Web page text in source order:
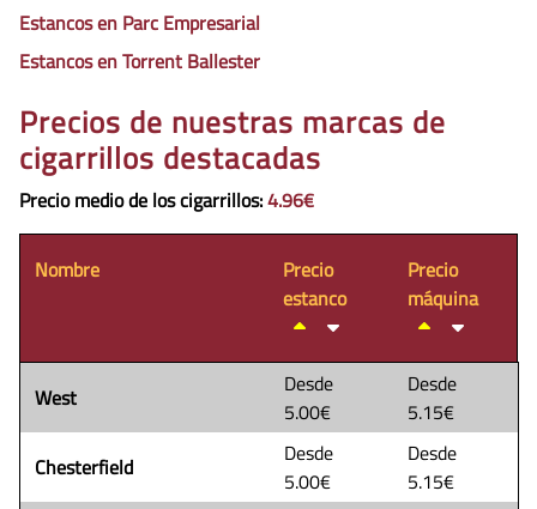
Estancos en Parc Empresarial
Estancos en Torrent Ballester
Precios de nuestras marcas de
cigarrillos destacadas
Precio medio de los cigarrillos:4.96€
Nombre
Precio
estanco
Precio
máquina
West
Desde
5.00€
Desde
5.15€
Chesterfield
Desde
5.00€
Desde
5.15€